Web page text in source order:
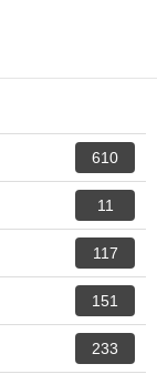
610
11
117
151
233